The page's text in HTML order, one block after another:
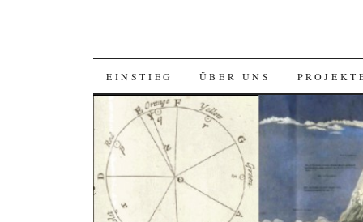
SKIP
CONTENT
EINSTIEG ÜBER UNS